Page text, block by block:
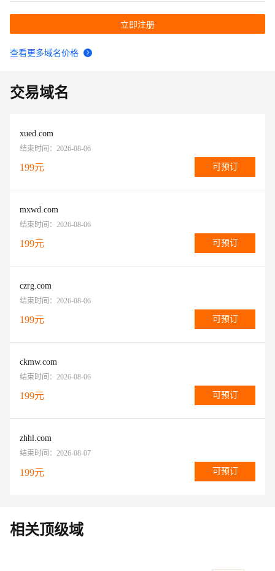
立即注册
查看更多域名价格
交易域名
xued.com
结束时间： 2026-08-06
199元 可预订
mxwd.com
结束时间： 2026-08-06
199元 可预订
czrg.com
结束时间： 2026-08-06
199元 可预订
ckmw.com
结束时间： 2026-08-06
199元 可预订
zhhl.com
结束时间： 2026-08-07
199元 可预订
相关顶级域